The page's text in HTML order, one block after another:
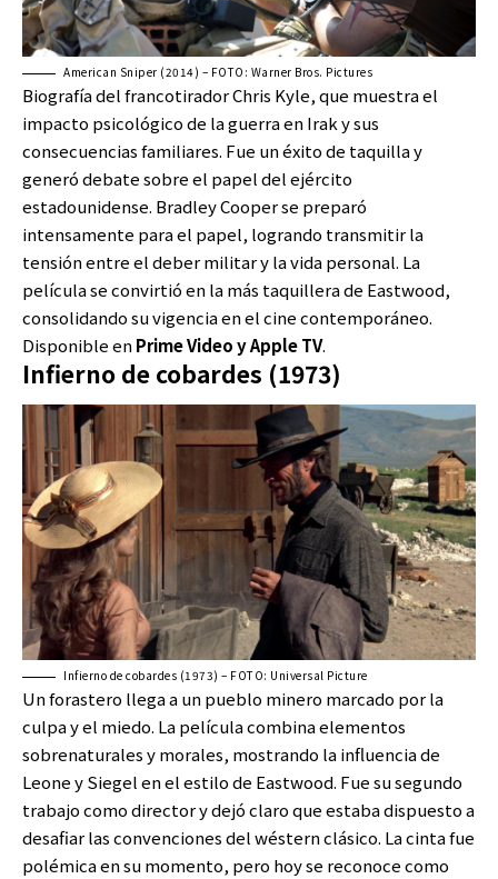
American Sniper (2014) – FOTO: Warner Bros. Pictures
Biografía del francotirador Chris Kyle, que muestra el
impacto psicológico de la guerra en Irak y sus
consecuencias familiares. Fue un éxito de taquilla y
generó debate sobre el papel del ejército
estadounidense. Bradley Cooper se preparó
intensamente para el papel, logrando transmitir la
tensión entre el deber militar y la vida personal. La
película se convirtió en la más taquillera de Eastwood,
consolidando su vigencia en el cine contemporáneo.
Disponible enPrime Video y Apple TV.
Infierno de cobardes (1973)
Infierno de cobardes (1973) – FOTO: Universal Picture
Un forastero llega a un pueblo minero marcado por la
culpa y el miedo. La película combina elementos
sobrenaturales y morales, mostrando la influencia de
Leone y Siegel en el estilo de Eastwood. Fue su segundo
trabajo como director y dejó claro que estaba dispuesto a
desafiar las convenciones del wéstern clásico. La cinta fue
polémica en su momento, pero hoy se reconoce como